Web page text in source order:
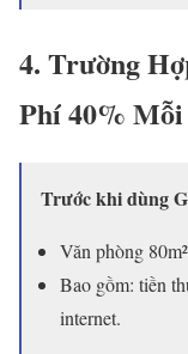
4. Trường
Phí 40%
Trước khi dùng
Văn phòng
Bao gồm: tiền
internet.